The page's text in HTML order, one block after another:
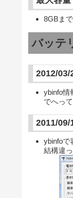
8GBま
バッテ
2012/03/
ybinfo情
でへって
2011/09/
ybinfoで
結構違